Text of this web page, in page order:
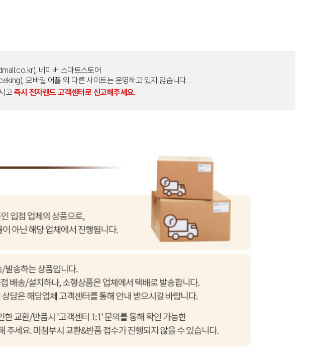
네이버 스마트스토어
모바일 어플 외 다른 사이트는 운영하고 있지 않습니다.
고 즉시 전자랜드 고객센터로 신고해주세요.